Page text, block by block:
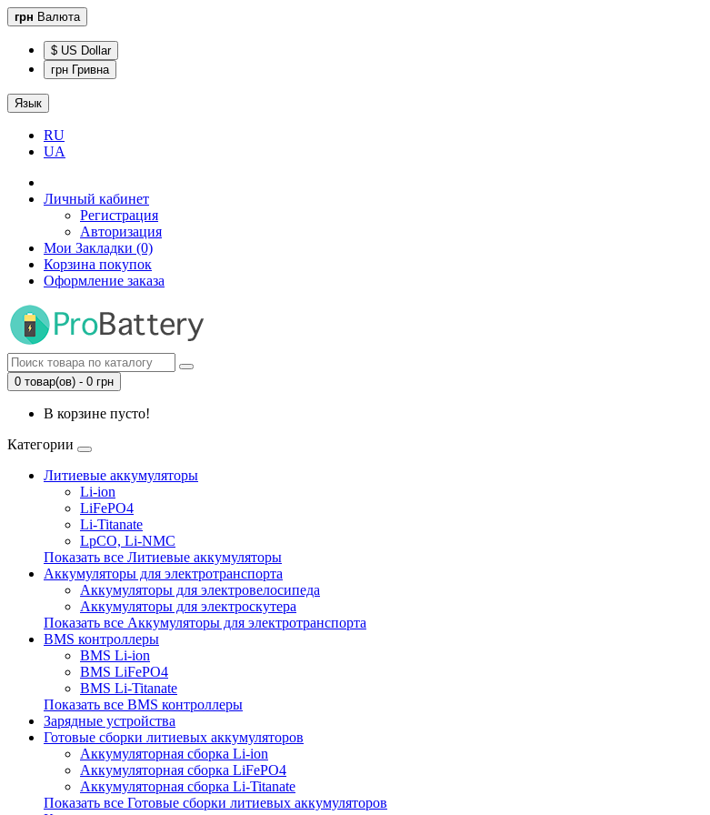
грн Валюта
$ US Dollar
грн Гривна
Язык
RU
UA
Личный кабинет
Регистрация
Авторизация
Мои Закладки (0)
Корзина покупок
Оформление заказа
0 товар(ов) - 0 грн
В корзине пусто!
Категории
Литиевые аккумуляторы
Li-ion
LiFePO4
Li-Titanate
LpCO, Li-NMC
Показать все Литиевые аккумуляторы
Аккумуляторы для электротранспорта
Аккумуляторы для электровелосипеда
Аккумуляторы для электроскутера
Показать все Аккумуляторы для электротранспорта
BMS контроллеры
BMS Li-ion
BMS LiFePO4
BMS Li-Titanate
Показать все BMS контроллеры
Зарядные устройства
Готовые сборки литиевых аккумуляторов
Аккумуляторная сборка Li-ion
Аккумуляторная сборка LiFePO4
Аккумуляторная сборка Li-Titanate
Показать все Готовые сборки литиевых аккумуляторов